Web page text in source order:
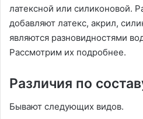
латексной или силиконовой.
добавляют латекс, акрил,
являются разновидностями
Рассмотрим их подробнее.
Различия по
Бывают следующих видов.